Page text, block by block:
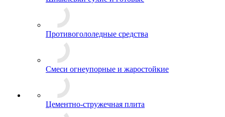
Противогололедные средства
Смеси огнеупорные и жаростойкие
Цементно-стружечная плита